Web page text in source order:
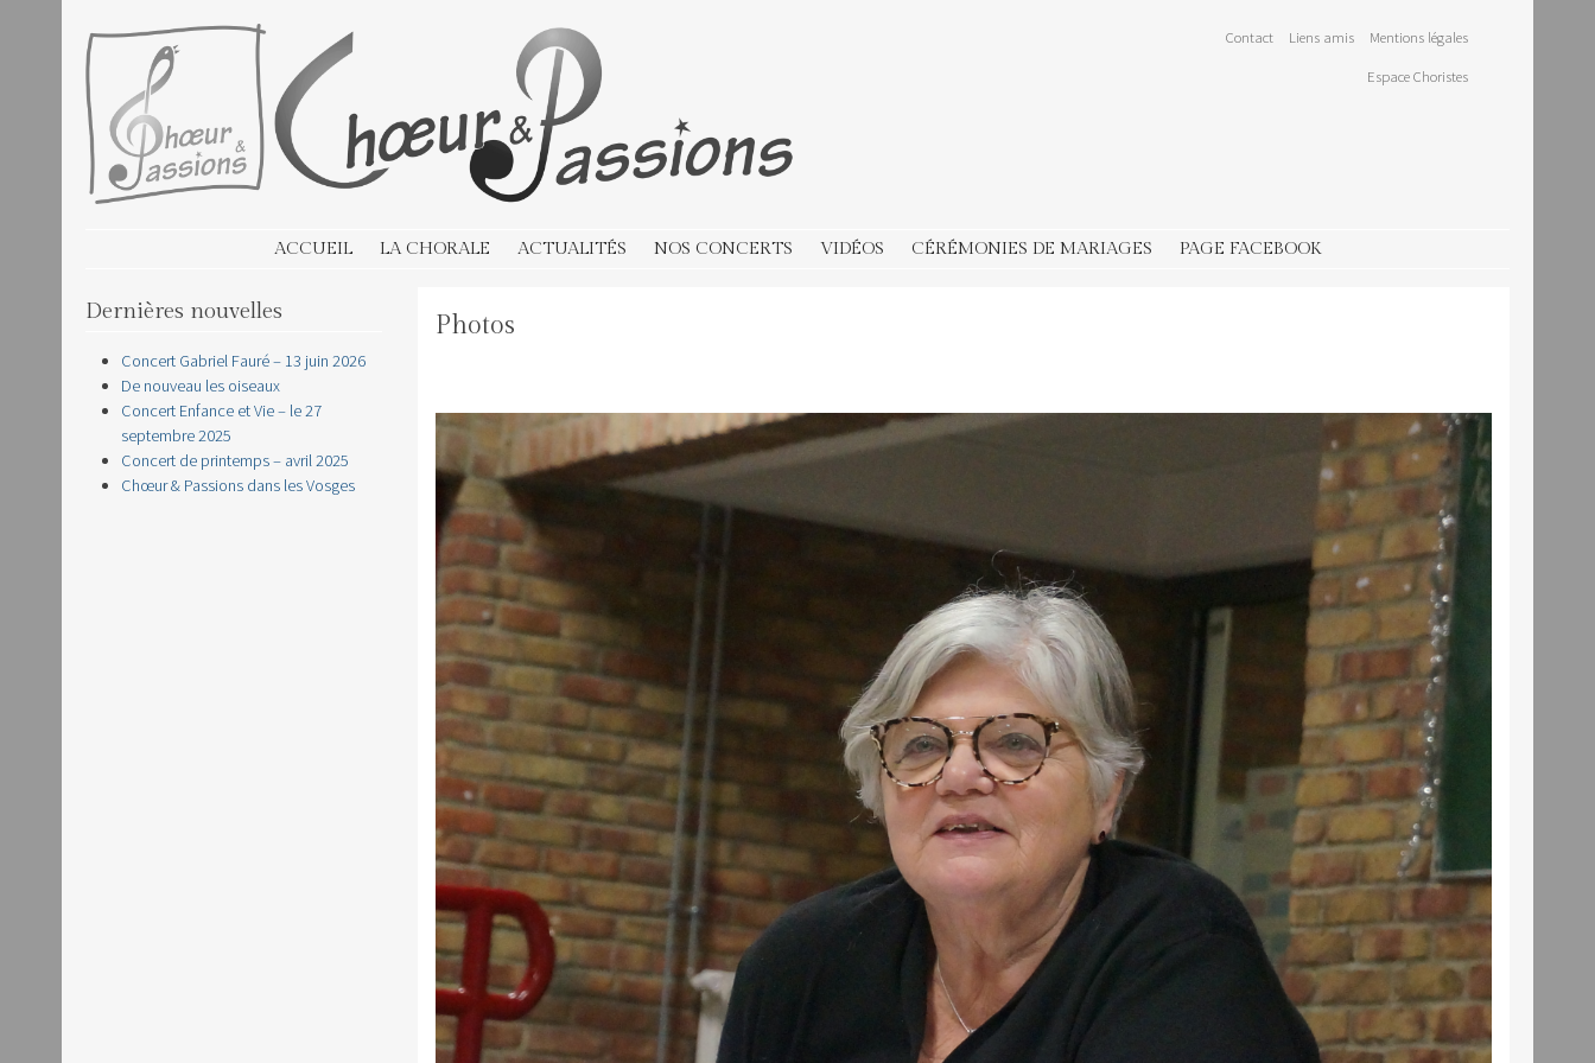
Contact Liens amis Mentions légales
Espace Choristes
ACCUEIL LA CHORALE ACTUALITÉS NOS CONCERTS VIDÉOS CÉRÉMONIES DE MARIAGES PAGE FACEBOOK
Photos
Dernières nouvelles
Concert Gabriel Fauré – 13 juin 2026
De nouveau les oiseaux
Concert Enfance et Vie – le 27
septembre 2025
Concert de printemps – avril 2025
Chœur & Passions dans les Vosges